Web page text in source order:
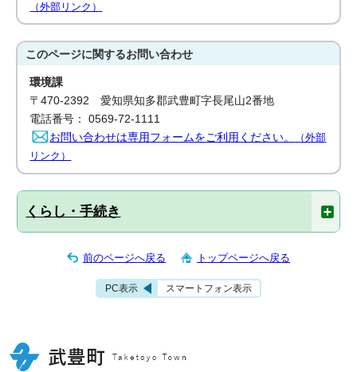
（外部リンク）
このページに関するお問い合わせ
環境課
〒470-2392 愛知県知多郡武豊町字長尾山2番地
電話番号： 0569-72-1111
お問い合わせは専用フォームをご利用ください。
（外部
リンク）
くらし・手続き
前のページへ戻る トップページへ戻る
PC表示 スマートフォン表示